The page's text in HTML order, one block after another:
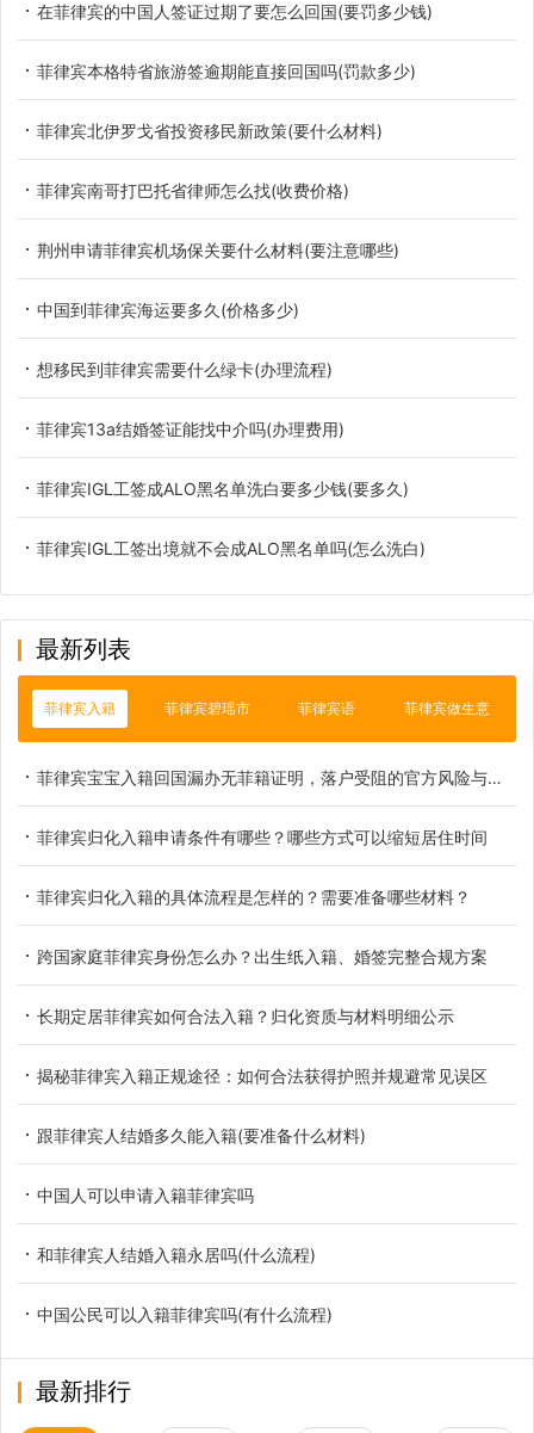
在菲律宾的中国人签证过期了要怎么回国(要罚多少钱)
菲律宾本格特省旅游签逾期能直接回国吗(罚款多少)
菲律宾北伊罗戈省投资移民新政策(要什么材料)
菲律宾南哥打巴托省律师怎么找(收费价格)
荆州申请菲律宾机场保关要什么材料(要注意哪些)
中国到菲律宾海运要多久(价格多少)
想移民到菲律宾需要什么绿卡(办理流程)
菲律宾13a结婚签证能找中介吗(办理费用)
菲律宾IGL工签成ALO黑名单洗白要多少钱(要多久)
菲律宾IGL工签出境就不会成ALO黑名单吗(怎么洗白)
最新列表
菲律宾入籍 菲律宾碧瑶市 菲律宾语 菲律宾做生意
菲律宾宝宝入籍回国漏办无菲籍证明，落户受阻的官方风险与补救方案
菲律宾归化入籍申请条件有哪些？哪些方式可以缩短居住时间
菲律宾归化入籍的具体流程是怎样的？需要准备哪些材料？
跨国家庭菲律宾身份怎么办？出生纸入籍、婚签完整合规方案
长期定居菲律宾如何合法入籍？归化资质与材料明细公示
揭秘菲律宾入籍正规途径：如何合法获得护照并规避常见误区
跟菲律宾人结婚多久能入籍(要准备什么材料)
中国人可以申请入籍菲律宾吗
和菲律宾人结婚入籍永居吗(什么流程)
中国公民可以入籍菲律宾吗(有什么流程)
最新排行